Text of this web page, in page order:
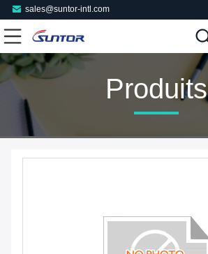
sales@suntor-intl.com
Produits